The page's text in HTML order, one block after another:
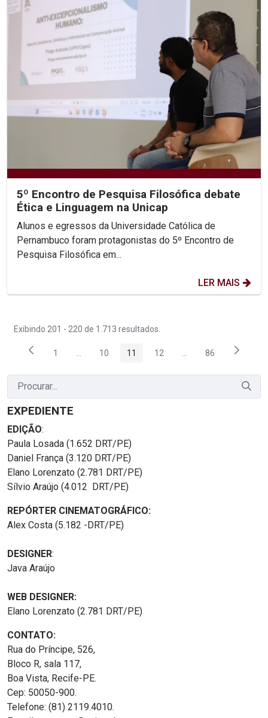
5º Encontro de Pesquisa Filosófica debate
Ética e Linguagem na Unicap
Alunos e egressos da Universidade Católica de
Pernambuco foram protagonistas do 5º Encontro de
Pesquisa Filosófica em...
LER MAIS
Exibindo 201 - 220 de 1.713 resultados.
Página
1 Páginas intermediárias Usar ABA para navegar.
Página
10 Página
11 Página
12 PáginasPágina
86
EXPEDIENTE
EDIÇÃO:
Paula Losada (1.652 DRT/PE)
Daniel França (3.120 DRT/PE)
Elano Lorenzato (2.781 DRT/PE)
Sílvio Araújo (4.012 DRT/PE)
REPÓRTER CINEMATOGRÁFICO:
Alex Costa (5.182 -DRT/PE)
DESIGNER:
Java Araújo
WEB DESIGNER:
Elano Lorenzato (2.781 DRT/PE)
CONTATO:
Rua do Príncipe, 526,
Bloco R, sala 117,
Boa Vista, Recife-PE.
Cep: 50050-900.
Telefone: (81) 2119.4010.